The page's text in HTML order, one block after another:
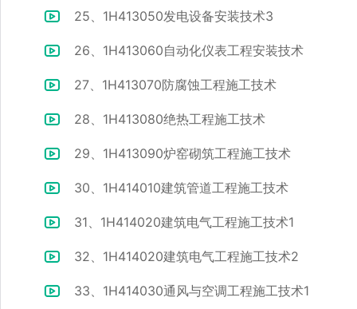
25、1H413050发电设备安装技术3
26、1H413060自动化仪表工程安装技术
27、1H413070防腐蚀工程施工技术
28、1H413080绝热工程施工技术
29、1H413090炉窑砌筑工程施工技术
30、1H414010建筑管道工程施工技术
31、1H414020建筑电气工程施工技术1
32、1H414020建筑电气工程施工技术2
33、1H414030通风与空调工程施工技术1